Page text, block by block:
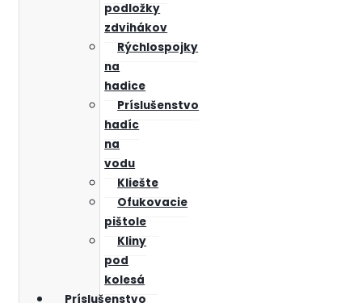
podložky
zdvihákov
Rýchlospojky
na
hadice
Príslušenstvo
hadíc
na
vodu
Kliešte
Ofukovacie
pištole
Kliny
pod
kolesá
Príslušenstvo